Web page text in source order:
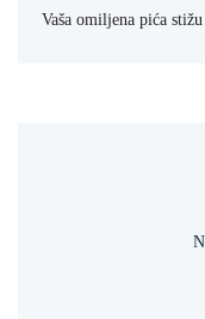
Vaša omiljena pića